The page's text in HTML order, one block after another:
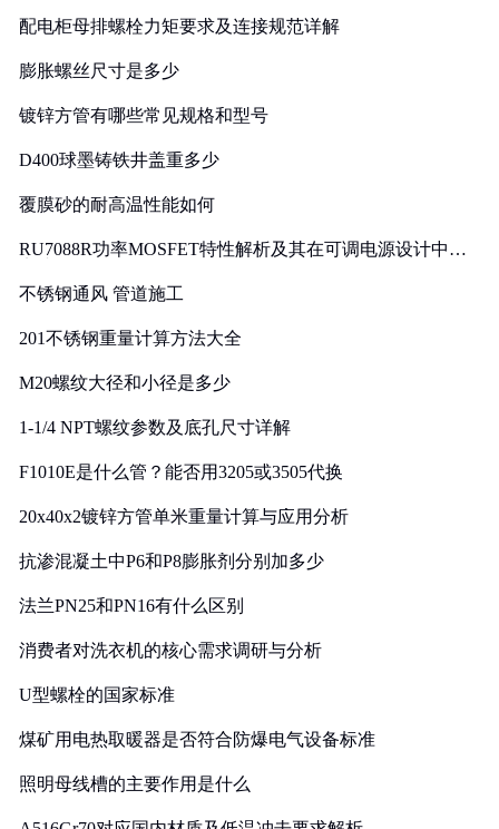
配电柜母排螺栓力矩要求及连接规范详解
膨胀螺丝尺寸是多少
镀锌方管有哪些常见规格和型号
D400球墨铸铁井盖重多少
覆膜砂的耐高温性能如何
RU7088R功率MOSFET特性解析及其在可调电源设计中的
不锈钢通风 管道施工
201不锈钢重量计算方法大全
M20螺纹大径和小径是多少
1-1/4 NPT螺纹参数及底孔尺寸详解
F1010E是什么管？能否用3205或3505代换
20x40x2镀锌方管单米重量计算与应用分析
抗渗混凝土中P6和P8膨胀剂分别加多少
法兰PN25和PN16有什么区别
消费者对洗衣机的核心需求调研与分析
U型螺栓的国家标准
煤矿用电热取暖器是否符合防爆电气设备标准
照明母线槽的主要作用是什么